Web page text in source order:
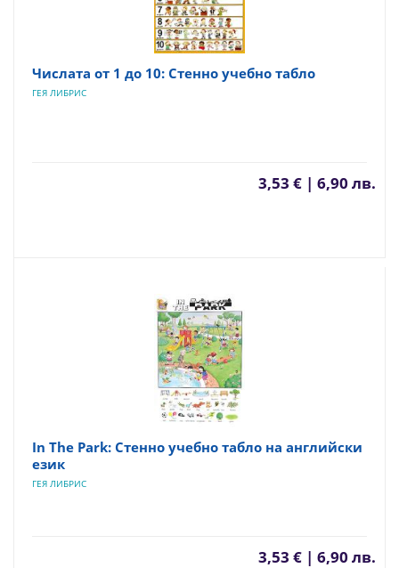
Числата от 1 до 10: Стенно учебно табло
ГЕЯ ЛИБРИС
3,53 € | 6,90 лв.
In The Park: Стенно учебно табло на английски
език
ГЕЯ ЛИБРИС
3,53 € | 6,90 лв.